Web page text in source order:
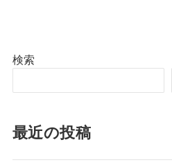
検索
最近の投稿